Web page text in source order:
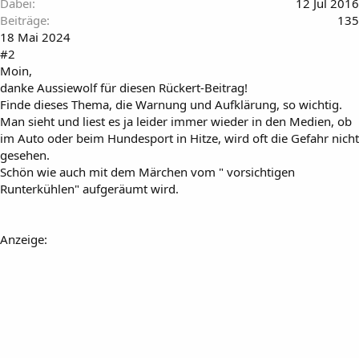
Beiträge
135
18 Mai 2024
#2
Moin,
danke Aussiewolf für diesen Rückert-Beitrag!
Finde dieses Thema, die Warnung und Aufklärung, so wichtig.
Man sieht und liest es ja leider immer wieder in den Medien, ob
im Auto oder beim Hundesport in Hitze, wird oft die Gefahr nicht
gesehen.
Schön wie auch mit dem Märchen vom " vorsichtigen
Runterkühlen" aufgeräumt wird.
Anzeige: